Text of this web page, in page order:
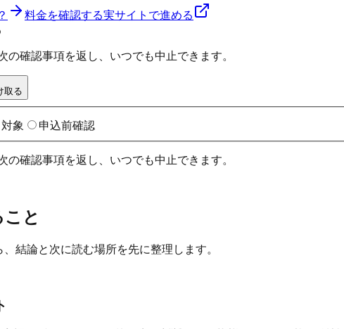
料金を確認する実サイトで進める
の確認事項を返し、いつでも中止できます。
取る
対象 申込前確認
の確認事項を返し、いつでも中止できます。
と
結論と次に読む場所を先に整理します。